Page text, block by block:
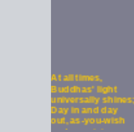
Buddhas' light
universally shines;
Day in and day
out, as-you-wish
and auspicious;